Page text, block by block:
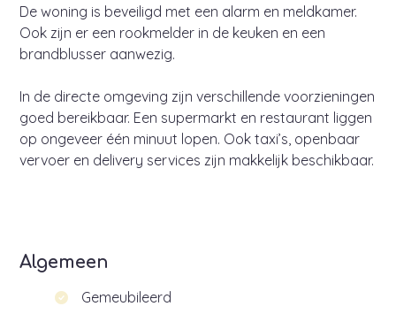
De woning is beveiligd met een alarm en meldkamer.
Ook zijn er een rookmelder in de keuken en een
brandblusser aanwezig.
In de directe omgeving zijn verschillende voorzieningen
goed bereikbaar. Een supermarkt en restaurant liggen
op ongeveer één minuut lopen. Ook taxi’s, openbaar
vervoer en delivery services zijn makkelijk beschikbaar.
Algemeen
Gemeubileerd